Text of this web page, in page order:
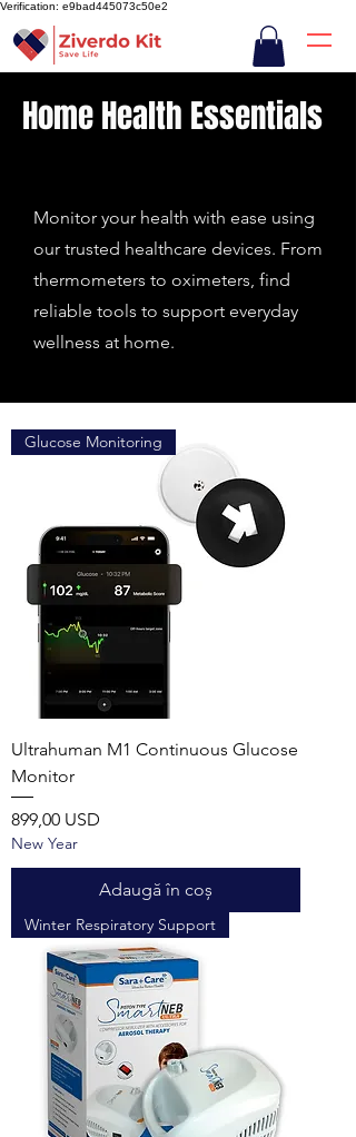
Verification: e9bad445073c50e2
Home Health Essentials
Monitor your health with ease using
our trusted healthcare devices. From
thermometers to oximeters, find
reliable tools to support everyday
wellness at home.
Glucose Monitoring
Ultrahuman M1 Continuous Glucose
Monitor
Preț
899,00 USD
New Year
Adaugă în coș
Winter Respiratory Support